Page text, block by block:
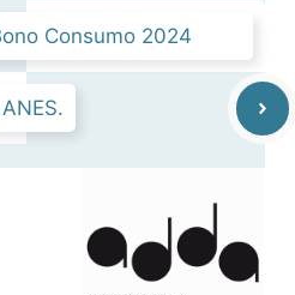
Consumo 2024